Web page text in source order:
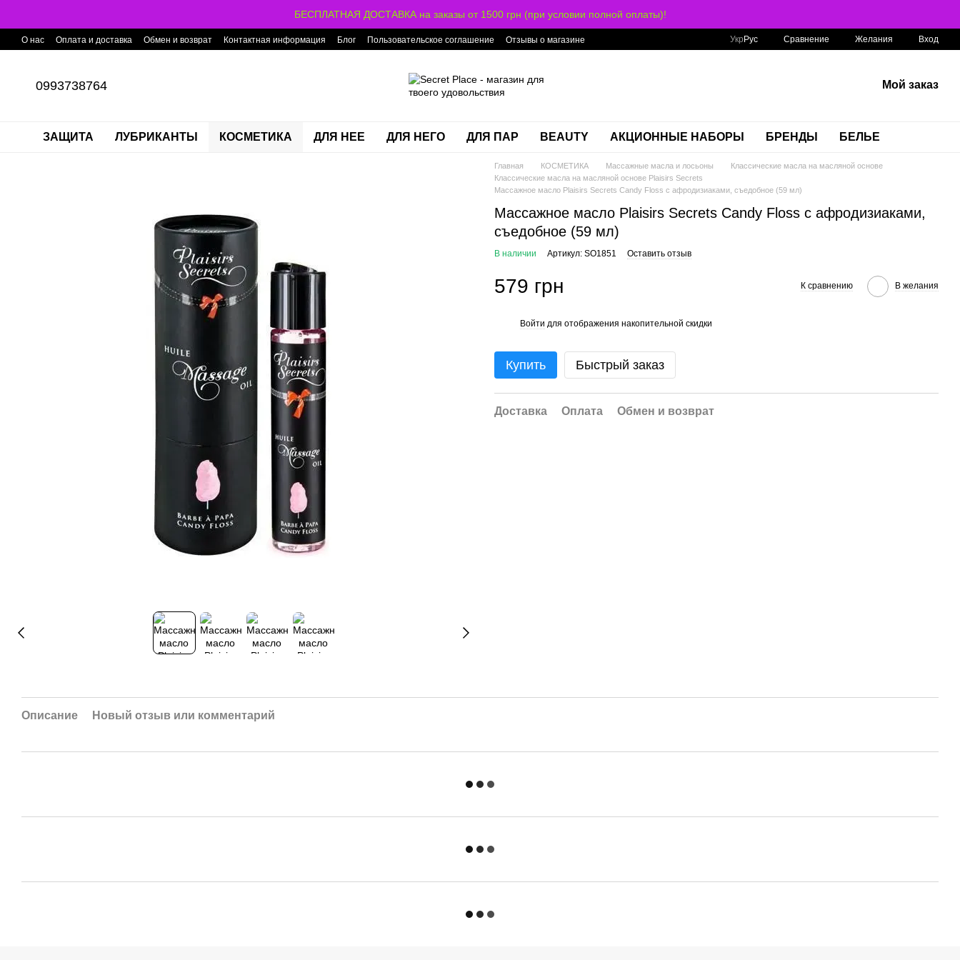
БЕСПЛАТНАЯ ДОСТАВКА на заказы от 1500 грн (при условии полной оплаты)!
О нас Оплата и доставка Обмен и возврат Контактная информация Блог Пользовательское соглашение Отзывы о магазине Укр Рус Сравнение Желания Вход
0993738764 Мой заказ
ЗАЩИТА ЛУБРИКАНТЫ КОСМЕТИКА ДЛЯ НЕЕ ДЛЯ НЕГО ДЛЯ ПАР BEAUTY АКЦИОННЫЕ НАБОРЫ БРЕНДЫ БЕЛЬЕ
Главная КОСМЕТИКА Массажные масла и лосьоны
Классические масла на масляной основе
Классические масла на масляной основе Plaisirs Secrets
Массажное масло Plaisirs Secrets Candy Floss с афродизиаками, съедобное (59 мл)
Массажное масло Plaisirs Secrets Candy Floss с афродизиаками,
съедобное (59 мл)
В наличии Артикул: SO1851 Оставить отзыв
579 грн К сравнению В желания
Войти для отображения накопительной скидки
Купить Быстрый заказ
Доставка Оплата Обмен и возврат
Описание Новый отзыв или комментарий